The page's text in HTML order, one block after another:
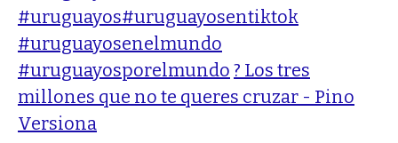
#uruguayos#uruguayosentiktok
#uruguayosenelmundo
#uruguayosporelmundo ? Los tres
millones que no te queres cruzar - Pino
Versiona